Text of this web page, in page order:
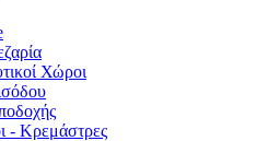
Χώροι
- Κρεμάστρες